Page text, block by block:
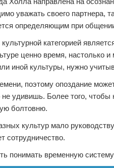
уважать своего партнера,
определяющим при
категорией
ценно время,
иной культуры, нужно
поэтому опоздание
не удивишь. Более того,
болтовню.
культур мало
сотрудничество.
понимать временную